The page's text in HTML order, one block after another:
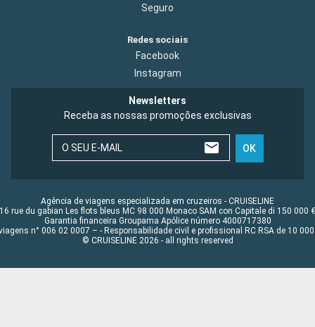
Seguro
Redes sociais
Facebook
Instagram
Newsletters
Receba as nossas promoções exclusivas
O SEU E-MAIL OK
Agência de viagens especializada em cruzeiros - CRUISELINE
16 rue du gabian Les flots bleus MC 98 000 Monaco SAM con Capitale di 150 000 €
Garantia financeira Groupama Apólice número 4000717380
n° 006 02 0007 – - Responsabilidade civil e profissional RC RSA de 10 000
© CRUISELINE 2026 - all rights reserved